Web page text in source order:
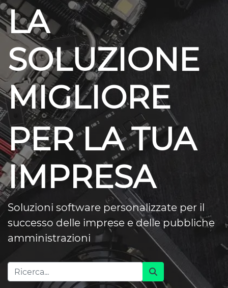
LA
SOLUZIONE
MIGLIORE
PER LA TUA
IMPRESA
Soluzioni software personalizzate per il
successo delle imprese e delle pubbliche
amministrazioni